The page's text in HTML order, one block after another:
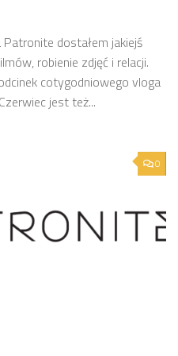
dostałem jakiejś
robienie zdjęć i relacji.
cotygodniowego vloga
jest też...
0